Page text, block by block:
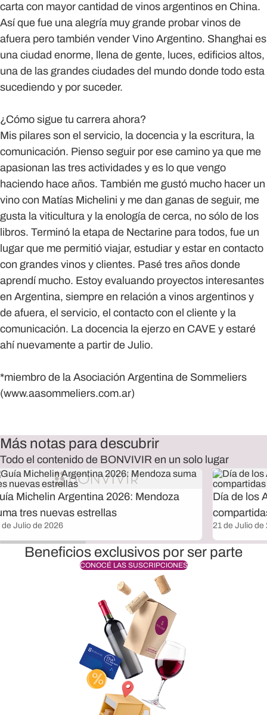
carta con mayor cantidad de vinos argentinos en China.
Así que fue una alegría muy grande probar vinos de
afuera pero también vender Vino Argentino. Shanghai es
una ciudad enorme, llena de gente, luces, edificios altos,
una de las grandes ciudades del mundo donde todo esta
sucediendo y por suceder.
¿Cómo sigue tu carrera ahora?
Mis pilares son el servicio, la docencia y la escritura, la
comunicación. Pienso seguir por ese camino ya que me
apasionan las tres actividades y es lo que vengo
haciendo hace años. También me gustó mucho hacer un
vino con Matías Michelini y me dan ganas de seguir, me
gusta la viticultura y la enología de cerca, no sólo de los
libros. Terminó la etapa de Nectarine para todos, fue un
lugar que me permitió viajar, estudiar y estar en contacto
con grandes vinos y clientes. Pasé tres años donde
aprendí mucho. Estoy evaluando proyectos interesantes
en Argentina, siempre en relación a vinos argentinos y
de afuera, el servicio, el contacto con el cliente y la
comunicación. La docencia la ejerzo en CAVE y estaré
ahí nuevamente a partir de Julio.
*miembro de la Asociación Argentina de Sommeliers
(www.aasommeliers.com.ar)
Más notas para descubrir
Todo el contenido de BONVIVIR en un solo lugar
Michelin Argentina 2026: Mendoza
tres nuevas estrellas
de Julio de 2026
Día de los
21 de Julio de
Beneficios exclusivos por ser parte
CONOCÉ LAS SUSCRIPCIONES